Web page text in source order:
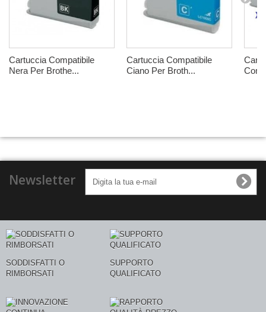
Cartuccia Compatibile
Nera Per Brothe...
Cartuccia Compatibile
Ciano Per Broth...
Newsletter
SODDISFATTI O
RIMBORSATI
SUPPORTO
QUALIFICATO